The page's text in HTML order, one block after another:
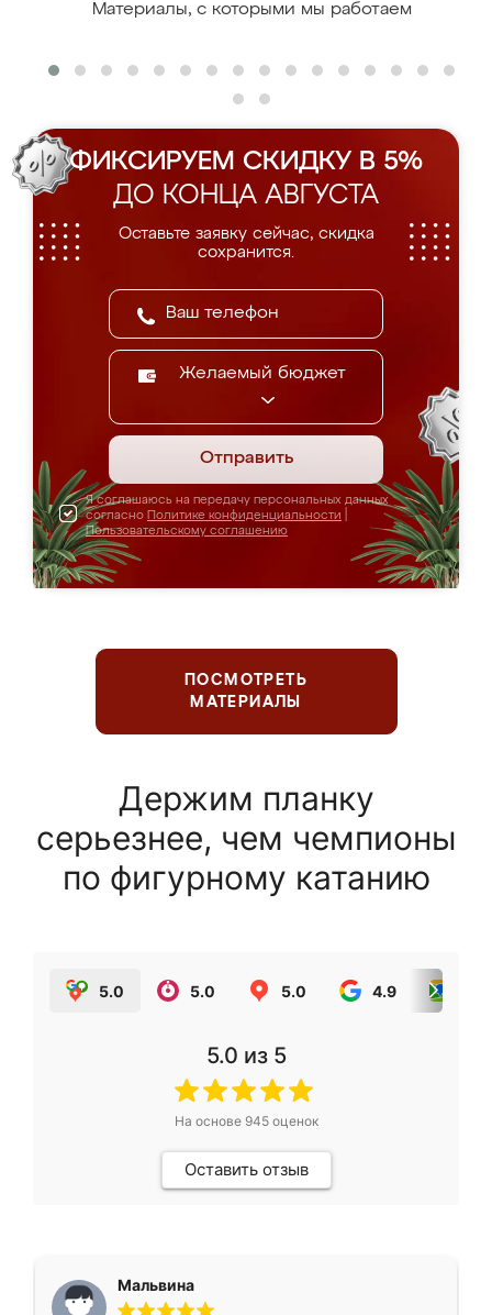
Материалы, с которыми мы работаем
ФИКСИРУЕМ СКИДКУ В 5%
ДО КОНЦА АВГУСТА
Оставьте заявку сейчас, скидка
сохранится.
Желаемый бюджет
Отправить
Я соглашаюсь на передачу персональных данных
согласно Политике конфиденциальности
Пользовательскому соглашению
ПОСМОТРЕТЬ
МАТЕРИАЛЫ
Держим планку
серьезнее, чем чемпионы
по фигурному катанию
5.0 5.0 5.0 4.9
5.0 из 5
На основе 945оценок
Оставить отзыв
Мальвина